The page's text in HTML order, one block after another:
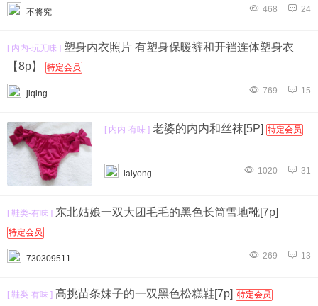
不将究 468 24
[ 内内-玩无味 ]
【8p】
特定会员
jiqing 769 15
[ 内内-有味 ] 老婆的内内和丝袜[5P] 特定会员
laiyong 1020 31
[ 鞋类-有味 ] 东北姑娘一双大团毛毛的黑色长筒雪地靴[7p]
特定会员
730309511 269 13
[ 鞋类-有味 ] 高挑苗条妹子的一双黑色松糕鞋[7p] 特定会员